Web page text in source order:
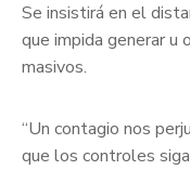
Se insistirá en el
que impida generar u
masivos.
“Un contagio nos
que los controles